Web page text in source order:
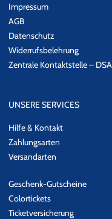
Impressum
AGB
Datenschutz
Widerrufsbelehrung
Zentrale Kontaktstelle – DSA
UNSERE SERVICES
Hilfe & Kontakt
Zahlungsarten
Versandarten
Geschenk-Gutscheine
Colortickets
Ticketversicherung